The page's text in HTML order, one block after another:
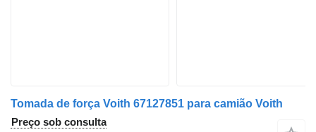
Tomada de força Voith 67127851 para camião Voith
Preço sob consulta